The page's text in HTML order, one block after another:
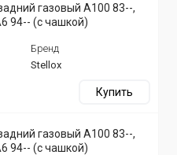
газовый A100 83--,
94-- (с чашкой)
Бренд
Stellox
Купить
газовый A100 83--,
94-- (с чашкой)